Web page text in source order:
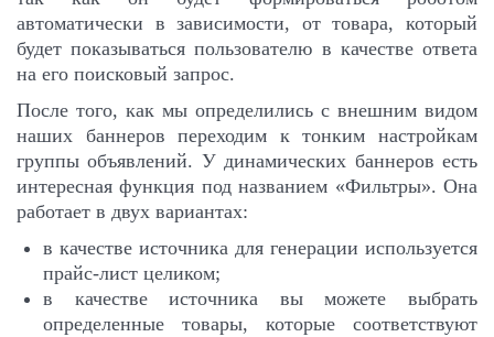
автоматически в зависимости, от товара, который
будет показываться пользователю в качестве ответа
на его поисковый запрос.
После того, как мы определились с внешним видом
наших баннеров переходим к тонким настройкам
группы объявлений. У динамических баннеров есть
интересная функция под названием «Фильтры». Она
работает в двух вариантах:
в качестве источника для генерации используется
прайс-лист целиком;
в качестве источника вы можете выбрать
определенные товары, которые соответствуют